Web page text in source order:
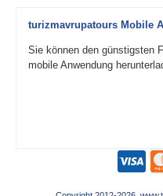
turizmavrupatours Mobile
Sie können den günstigsten
mobile Anwendung